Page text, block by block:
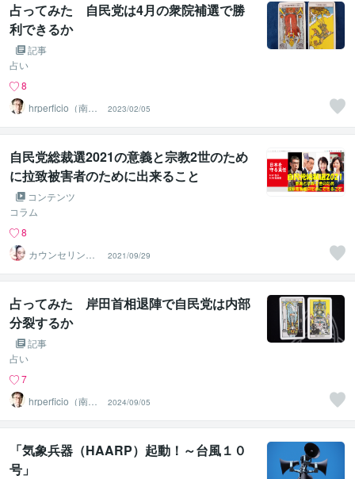
占ってみた 自民党は4月の衆院補選で勝
利できるか
記事
占い
8
hrperficio（南仙
台の父）
2023/02/05
自民党総裁選2021の意義と宗教2世のため
に拉致被害者のために出来ること
コンテンツ
コラム
8
カウンセリング
ルームふりぃう
ぃる
2021/09/29
占ってみた 岸田首相退陣で自民党は内部
分裂するか
記事
占い
7
hrperficio（南仙
台の父）
2024/09/05
「気象兵器（HAARP）起動！～台風１０
号」